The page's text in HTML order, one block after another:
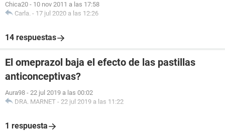
Chica20 - 10 nov 2011 a las 17:58
Carla. - 17 jul 2020 a las 12:26
14 respuestas
El omeprazol baja el efecto de las pastillas
anticonceptivas?
Aura98 - 22 jul 2019 a las 00:02
DRA. MARNET - 22 jul 2019 a las 11:22
1 respuesta